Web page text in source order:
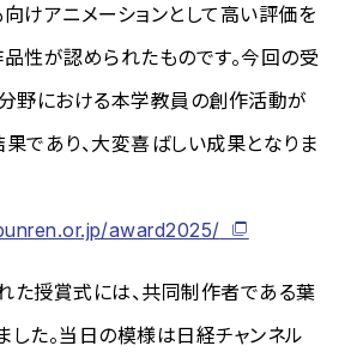
けアニメーションとして高い評価を
性が認められたものです。今回の受
分野における本学教員の創作活動が
であり、大変喜ばしい成果となりま
award2025/
た授賞式には、共同制作者である葉
た。当日の模様は日経チャンネル